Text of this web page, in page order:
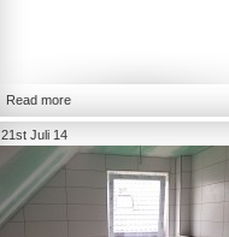
Read more
21st Juli 14